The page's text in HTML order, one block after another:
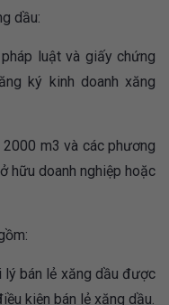
dầu:
luật và giấy chứng
ký kinh doanh xăng
m3 và các phương
hữu doanh nghiệp hoặc
lý bán lẻ xăng dầu được
kiện bán lẻ xăng dầu.